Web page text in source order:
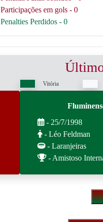
Participações em gols - 0
Penalties Perdidos - 0
Vitória
- 25/7/1998
- Léo Feldman
- Laranjeiras
- Amistoso